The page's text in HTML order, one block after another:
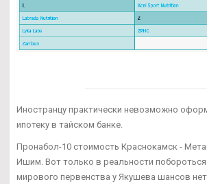
Иностранцу практически невозможно
ипотеку в тайском банке.
Пронабол-10 стоимость Краснокамск -
Ишим. Вот только в реальности
мирового первенства у Якушева шансов